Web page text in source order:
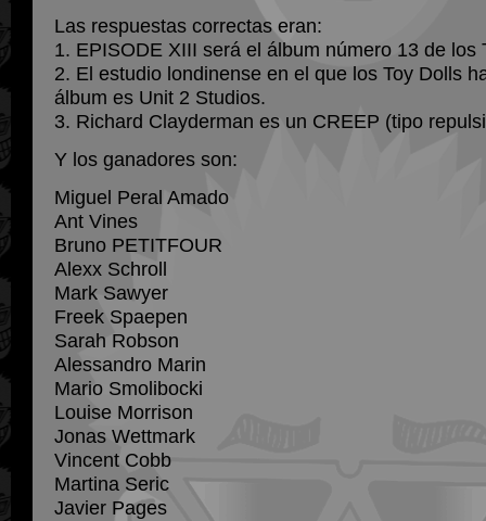
Las respuestas correctas eran:
1. EPISODE XIII será el álbum número 13 de los
2. El estudio londinense en el que los Toy Dolls
álbum es Unit 2 Studios.
3. Richard Clayderman es un CREEP (tipo
Y los ganadores son:
Miguel Peral Amado
Ant Vines
Bruno PETITFOUR
Alexx Schroll
Mark Sawyer
Freek Spaepen
Sarah Robson
Alessandro Marin
Mario Smolibocki
Louise Morrison
Jonas Wettmark
Vincent Cobb
Martina Seric
Javier Pages